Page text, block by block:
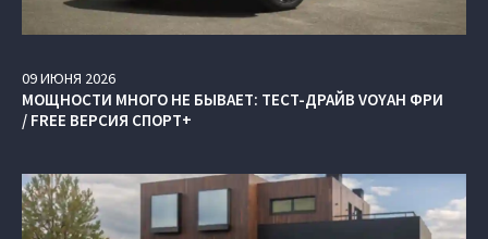
09ИЮНЯ 2026
МОЩНОСТИ МНОГО НЕ БЫВАЕТ: ТЕСТ-ДРАЙВ VOYAH ФРИ
/ FREE ВЕРСИЯ СПОРТ+